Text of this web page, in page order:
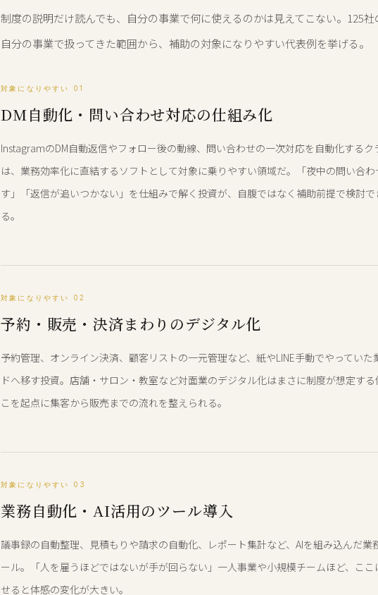
制度の説明だけ読んでも、自分の事業で何に使えるのかは見えてこない。125
自分の事業で扱ってきた範囲から、補助の対象になりやすい代表例を挙げる。
対象になりやすい 01
DM自動化・問い合わせ対応の仕組み化
InstagramのDM自動返信やフォロー後の動線、問い合わせの一次対応を自動化するク
は、業務効率化に直結するソフトとして対象に乗りやすい領域だ。「夜中の問い合
す」「返信が追いつかない」を仕組みで解く投資が、自腹ではなく補助前提で検討
る。
対象になりやすい 02
予約・販売・決済まわりのデジタル化
予約管理、オンライン決済、顧客リストの一元管理など、紙やLINE手動でやっていた
ドへ移す投資。店舗・サロン・教室など対面業のデジタル化はまさに制度が想定す
こを起点に集客から販売までの流れを整えられる。
対象になりやすい 03
業務自動化・AI活用のツール導入
議事録の自動整理、見積もりや請求の自動化、レポート集計など、AIを組み込んだ業
ール。「人を雇うほどではないが手が回らない」一人事業や小規模チームほど、こ
せると体感の変化が大きい。